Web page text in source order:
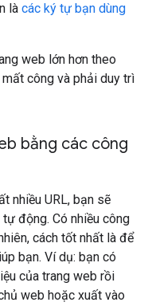
là các ký tự bạn dùng
web lớn hơn theo
công và phải duy trì
bằng các công
nhiều URL, bạn sẽ
động. Có nhiều công
cách tốt nhất là để
bạn. Ví dụ: bạn có
của trang web rồi
web hoặc xuất vào